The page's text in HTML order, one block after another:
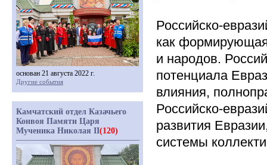
Российско-
как формирующая
и народов.
потенциала
влияния,
Российско-
развития
системы
основан 21 августа 2022 г.
Другие события
Камчатский отдел Казачьего
Конвоя Памяти Царя
Мученика Николая II(120)